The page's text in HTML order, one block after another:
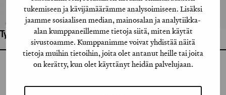
tukemiseen ja kävijämäärämme analysoimiseen. Lisäksi
jaamme sosiaalisen median, mainosalan ja analytiikka-
alan kumppaneillemme tietoja siitä, miten käytät
sivustoamme. Kumppanimme voivat yhdistää näitä
tietoja muihin tietoihin, joita olet antanut heille tai joita
on kerätty, kun olet käyttänyt heidän palvelujaan.
Työhön osallistuneet henkilöt / tahot:
GRAFIA RY
00120 HELSINKI